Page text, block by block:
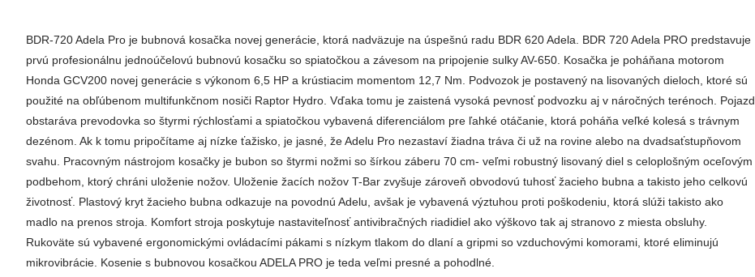
BDR-720 Adela Pro je bubnová kosačka novej generácie, ktorá nadväzuje na úspešnú radu BDR 620 Adela. BDR 720 Adela PRO predstavuje
prvú profesionálnu jednoúčelovú bubnovú kosačku so spiatočkou a závesom na pripojenie sulky AV-650. Kosačka je poháňana motorom
Honda GCV200 novej generácie s výkonom 6,5 HP a krústiacim momentom 12,7 Nm. Podvozok je postavený na lisovaných dieloch, ktoré sú
použité na obľúbenom multifunkčnom nosiči Raptor Hydro. Vďaka tomu je zaistená vysoká pevnosť podvozku aj v náročných terénoch. Pojazd
obstaráva prevodovka so štyrmi rýchlosťami a spiatočkou vybavená diferenciálom pre ľahké otáčanie, ktorá poháňa veľké kolesá s trávnym
dezénom. Ak k tomu pripočítame aj nízke ťažisko, je jasné, že Adelu Pro nezastaví žiadna tráva či už na rovine alebo na dvadsaťstupňovom
svahu. Pracovným nástrojom kosačky je bubon so štyrmi nožmi so šírkou záberu 70 cm- veľmi robustný lisovaný diel s celoplošným oceľovým
podbehom, ktorý chráni uloženie nožov. Uloženie žacích nožov T-Bar zvyšuje zároveň obvodovú tuhosť žacieho bubna a takisto jeho celkovú
životnosť. Plastový kryt žacieho bubna odkazuje na povodnú Adelu, avšak je vybavená výztuhou proti poškodeniu, ktorá slúži takisto ako
madlo na prenos stroja. Komfort stroja poskytuje nastaviteľnosť antivibračných riadidiel ako výškovo tak aj stranovo z miesta obsluhy.
Rukoväte sú vybavené ergonomickými ovládacími pákami s nízkym tlakom do dlaní a gripmi so vzduchovými komorami, ktoré eliminujú
mikrovibrácie. Kosenie s bubnovou kosačkou ADELA PRO je teda veľmi presné a pohodlné.